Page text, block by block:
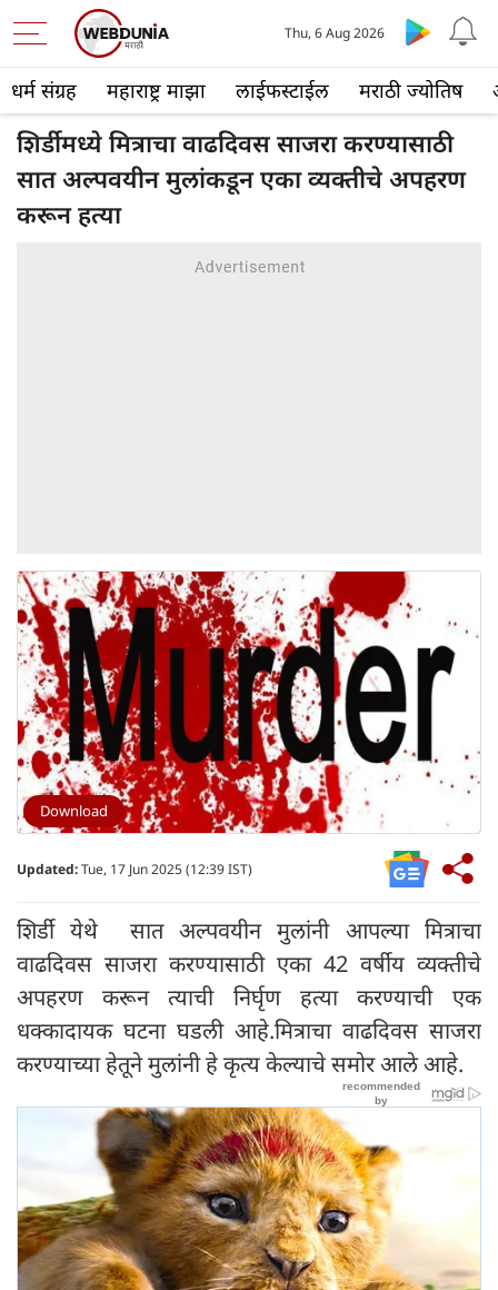
धर्म संग्रह महाराष्ट्र माझा लाईफस्टाईल मराठी ज्योतिष
Thu, 6 Aug 2026
शिर्डीमध्ये मित्राचा वाढदिवस साजरा करण्यासाठी
सात अल्पवयीन मुलांकडून एका व्यक्तीचे अपहरण
करून हत्या
Download
Updated:Tue, 17 Jun 2025 (12:39 IST)
शिर्डी येथे सात अल्पवयीन मुलांनी आपल्या मित्राचा
वाढदिवस साजरा करण्यासाठी एका 42 वर्षीय व्यक्तीचे
अपहरण करून त्याची निर्घृण हत्या करण्याची एक
धक्कादायक घटना घडली आहे.मित्राचा वाढदिवस साजरा
करण्याच्या हेतूने मुलांनी हे कृत्य केल्याचे समोर आले आहे.